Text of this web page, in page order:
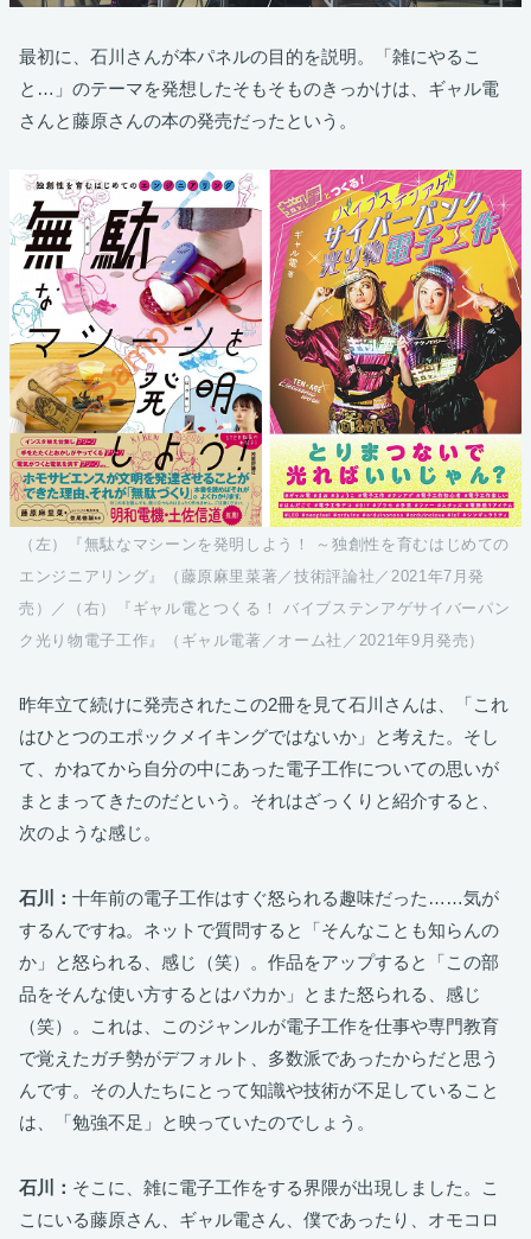
最初に、石川さんが本パネルの目的を説明。「雑にやるこ
と…」のテーマを発想したそもそものきっかけは、ギャル電
さんと藤原さんの本の発売だったという。
（左）『無駄なマシーンを発明しよう！ ～独創性を育むはじめての
エンジニアリング』（藤原麻里菜著／技術評論社／2021年7月発
売）／
（右）『ギャル電とつくる！ バイブステンアゲサイバーパン
ク光り物電子工作』（ギャル電著／オーム社／2021年9月発売）
昨年立て続けに発売されたこの2冊を見て石川さんは、「これ
はひとつのエポックメイキングではないか」と考えた。そし
て、かねてから自分の中にあった電子工作についての思いが
まとまってきたのだという。それはざっくりと紹介すると、
次のような感じ。
石川： 十年前の電子工作はすぐ怒られる趣味だった……気が
するんですね。ネットで質問すると「そんなことも知らんの
か」と怒られる、感じ（笑）。作品をアップすると「この部
品をそんな使い方するとはバカか」とまた怒られる、感じ
（笑）。これは、このジャンルが電子工作を仕事や専門教育
で覚えたガチ勢がデフォルト、多数派であったからだと思う
んです。その人たちにとって知識や技術が不足していること
は、「勉強不足」と映っていたのでしょう。
石川： そこに、雑に電子工作をする界隈が出現しました。こ
こにいる藤原さん、ギャル電さん、僕であったり、オモコロ